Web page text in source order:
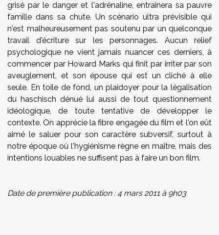
grisé par le danger et l'adrénaline, entraînera sa pauvre
famille dans sa chute. Un scénario ultra prévisible qui
n'est malheureusement pas soutenu par un quelconque
travail d'écriture sur les personnages. Aucun relief
psychologique ne vient jamais nuancer ces derniers, à
commencer par Howard Marks qui finit par irriter par son
aveuglement, et son épouse qui est un cliché à elle
seule. En toile de fond, un plaidoyer pour la légalisation
du haschisch dénué lui aussi de tout questionnement
idéologique, de toute tentative de développer le
contexte. On apprécie la fibre engagée du film et l'on eût
aimé le saluer pour son caractère subversif, surtout à
notre époque où l'hygiénisme règne en maître, mais des
intentions louables ne suffisent pas à faire un bon film.
Date de première publication : 4 mars 2011 à 9h03